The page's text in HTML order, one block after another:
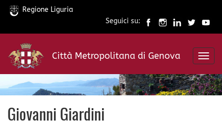
Salta
contenuto
principale
Regione Liguria
Seguici su:
Città Metropolitana di Genova
Giovanni Giardini